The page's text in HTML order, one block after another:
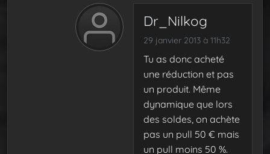
Dr_Nilkog
29 janvier 2013 à 11h32
Tu as donc acheté
une réduction et pas
un produit. Même
dynamique que lors
des soldes, on achète
pas un pull 50 € mais
un pull moins 50 %.